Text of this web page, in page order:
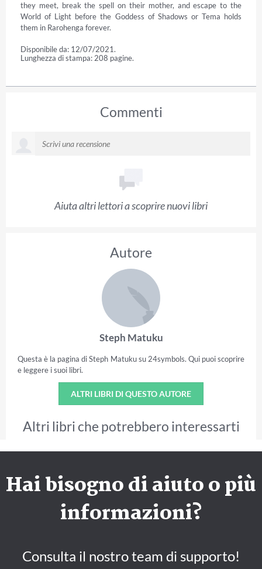
they meet, break the spell on their mother, and escape to the
World of Light before the Goddess of Shadows or Tema holds
them in Rarohenga forever.
Disponibile da: 12/07/2021.
Lunghezza di stampa: 208 pagine.
Commenti
Aiuta altri lettori a scoprire nuovi libri
Autore
Steph Matuku
Questa è la pagina di Steph Matuku su 24symbols. Qui puoi scoprire
e leggere i suoi libri.
ALTRI LIBRI DI QUESTO AUTORE
Altri libri che potrebbero interessarti
Hai bisogno di aiuto o più
informazioni?
Consulta il nostro team di supporto!